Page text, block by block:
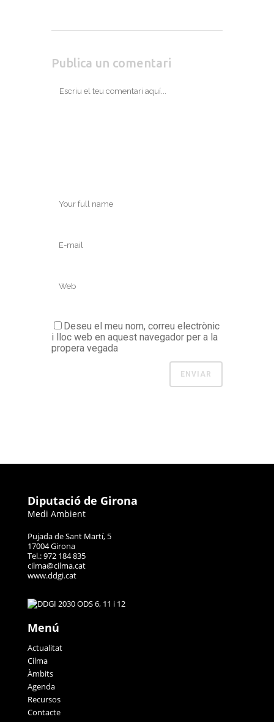
Publica un comentari
Deseu el meu nom, correu electrònic
i lloc web en aquest navegador per a la
propera vegada
Diputació de Girona
Medi Ambient
Pujada de Sant Martí, 5
17004 Girona
Tel.: 972 184 835
cilma@cilma.cat
www.ddgi.cat
Menú
Actualitat
Cilma
Àmbits
Agenda
Recursos
Contacte